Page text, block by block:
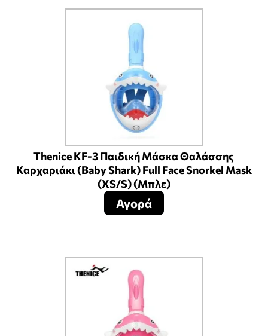
Thenice KF-3 Παιδική Μάσκα Θαλάσσης
Καρχαριάκι (Baby Shark) Full Face Snorkel Mask
(XS/S) (Mπλε)
Αγορά